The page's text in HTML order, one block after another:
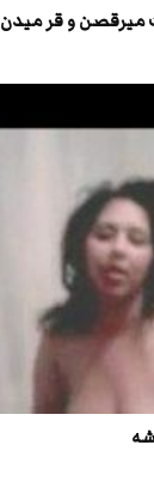
میرقصن و قر میدن